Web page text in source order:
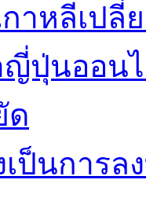
าหลีเปลี่
ญี่ปุ่นออน
ด
เป็นการ